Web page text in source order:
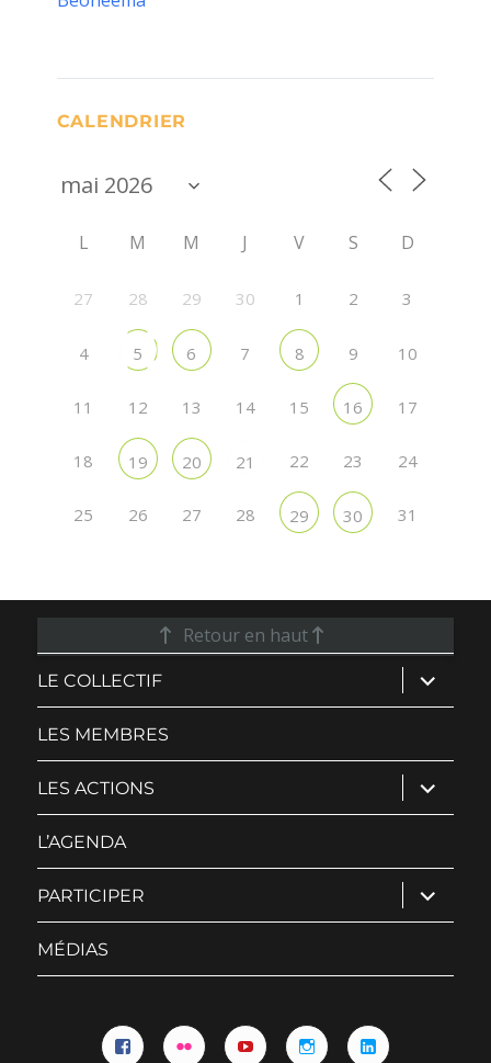
CALENDRIER
L M M J V S D
27 28 29 30 1 2 3
4 5 6 7 8 9 10
11 12 13 14 15 16 17
18 19 20 21 22 23 24
25 26 27 28 29 30 31
Retour en haut
LE COLLECTIF ouvrir
le
sous-
LES MEMBRES
LES ACTIONS ouvrir
le
sous-
L’AGENDA
PARTICIPER ouvrir
le
sous-
MÉDIAS